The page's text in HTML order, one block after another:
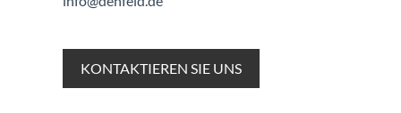
KONTAKTIEREN SIE UNS